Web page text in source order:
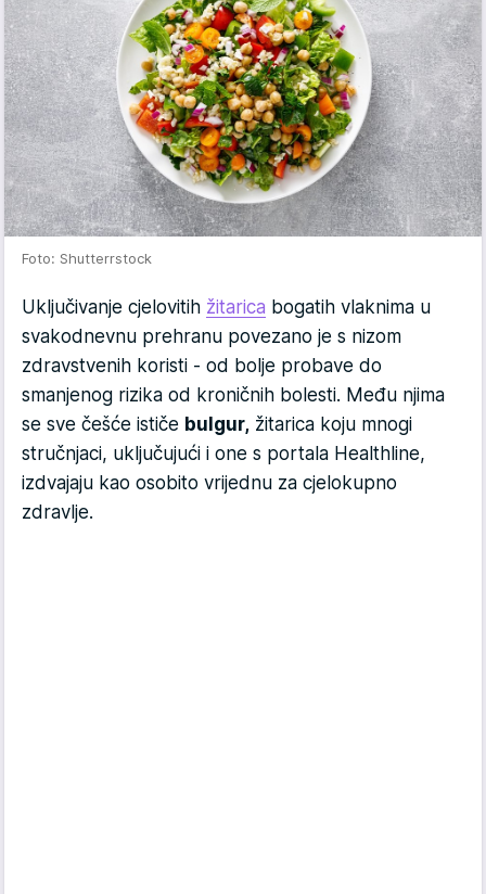
Foto: Shutterrstock
Uključivanje cjelovitih žitarica bogatih vlaknima u
svakodnevnu prehranu povezano je s nizom
zdravstvenih koristi - od bolje probave do
smanjenog rizika od kroničnih bolesti. Među njima
se sve češće ističe bulgur, žitarica koju mnogi
stručnjaci, uključujući i one s portala Healthline,
izdvajaju kao osobito vrijednu za cjelokupno
zdravlje.